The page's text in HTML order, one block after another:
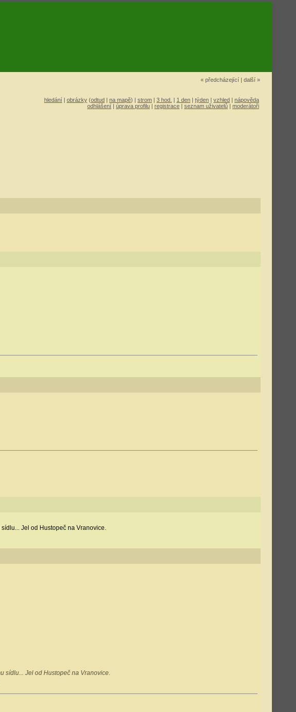
« předcházející | další »
hledání | obrázky (odtud | na mapě) | strom | 3 hod. | 1 den | týden | vzhled | nápověda
odhlášení | úprava profilu | registrace | seznam uživatelů | moderátoři
Jel od Hustopeč na Vranovice.
sídlu... Jel od Hustopeč na Vranovice.